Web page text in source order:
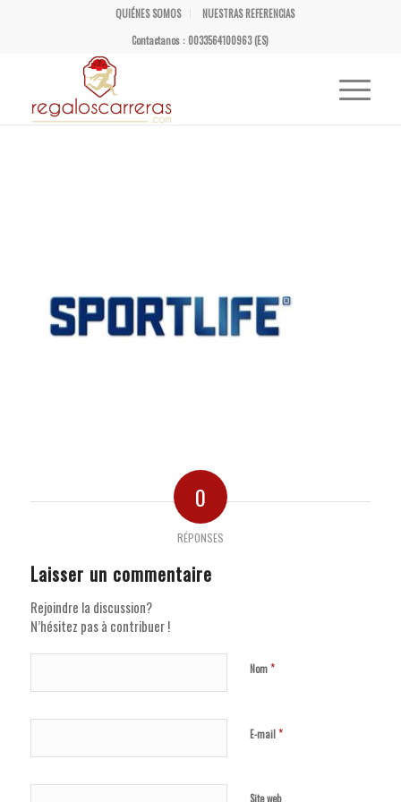
QUIÉNES SOMOS
NUESTRAS REFERENCIAS
Contactanos : 0033564100963 (ES)
0
RÉPONSES
Laisser un commentaire
Rejoindre la discussion?
N’hésitez pas à contribuer !
Nom*
E-mail*
Site web